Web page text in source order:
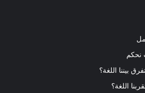
نحكم
بيننا اللغة؟
اللغة؟